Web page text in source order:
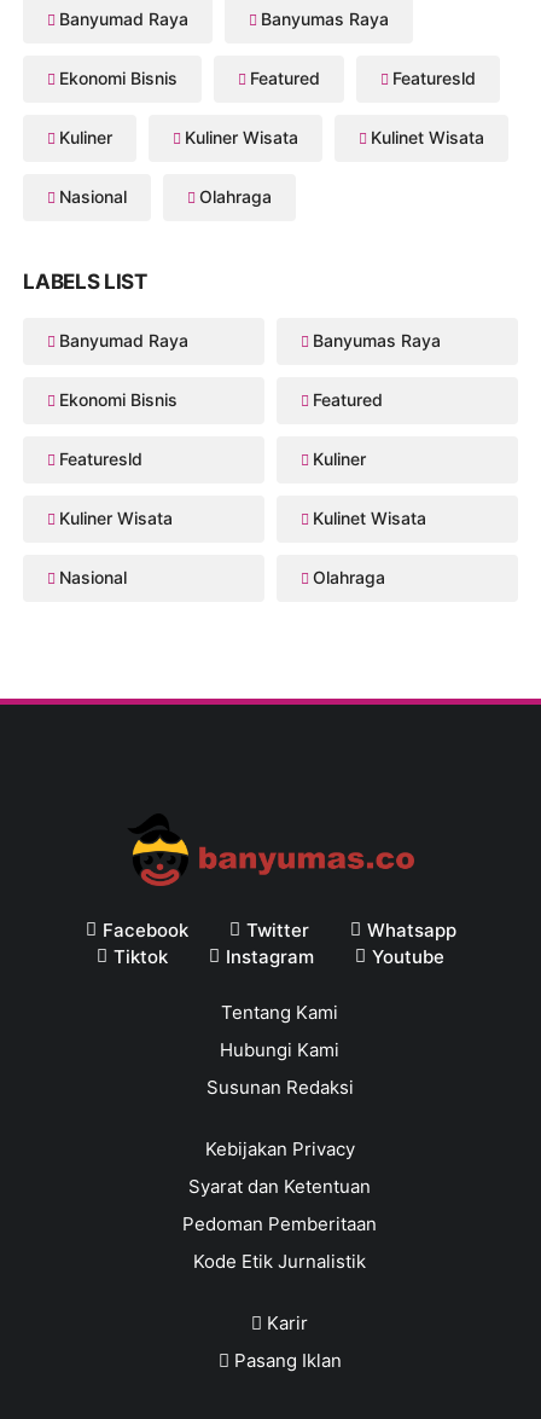
Banyumad Raya Banyumas Raya
Ekonomi Bisnis Featured Featuresld
Kuliner Kuliner Wisata Kulinet Wisata
Nasional Olahraga
LABELS LIST
Banyumad Raya Banyumas Raya
Ekonomi Bisnis Featured
Featuresld Kuliner
Kuliner Wisata Kulinet Wisata
Nasional Olahraga
Facebook Twitter
Whatsapp
Tiktok
Instagram Youtube
Tentang Kami
Hubungi Kami
Susunan Redaksi
Kebijakan Privacy
Syarat dan Ketentuan
Pedoman Pemberitaan
Kode Etik Jurnalistik
Karir
Pasang Iklan